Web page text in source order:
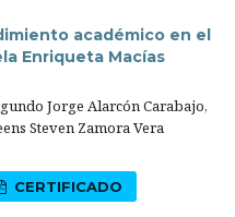
académico en el
Enriqueta Macías
Jorge Alarcón Carabajo,
Steven Zamora Vera
CERTIFICADO